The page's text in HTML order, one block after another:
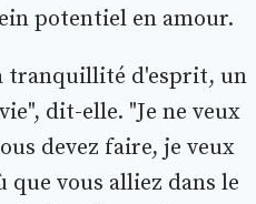
potentiel en amour.
tranquillité d'esprit, un
dit-elle. "Je ne veux
devez faire, je veux
que vous alliez dans le